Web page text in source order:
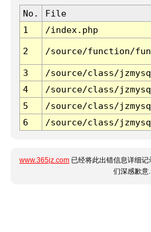
No. File
1
/index.php
2 /source/function/
3 /source/class/
4
/source/class/
5
/source/class/
6
/source/class/
www.365jz.com 已经将此出错信息详细
们深感歉意.